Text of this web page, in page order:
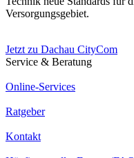
Versorgungsgebiet.
Jetzt zu Dachau CityCom
Service & Beratung
Online-Services
Ratgeber
Kontakt